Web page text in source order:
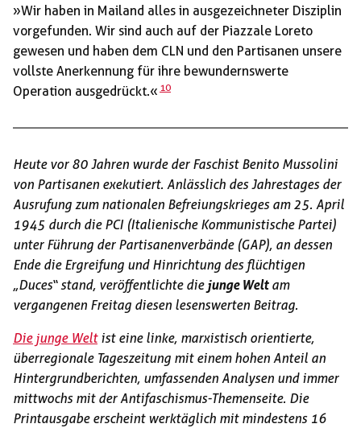
»Wir haben in Mailand alles in ausgezeichneter Disziplin
vorgefunden. Wir sind auch auf der Piazzale Loreto
gewesen und haben dem CLN und den Partisanen unsere
vollste Anerkennung für ihre bewundernswerte
Operation ausgedrückt.« 10
Heute vor 80 Jahren wurde der Faschist Benito Mussolini
von Partisanen exekutiert. Anlässlich des Jahrestages der
Ausrufung zum nationalen Befreiungskrieges am 25. April
1945 durch die PCI (Italienische Kommunistische Partei)
unter Führung der Partisanenverbände (GAP), an dessen
Ende die Ergreifung und Hinrichtung des flüchtigen
„Duces“ stand, veröffentlichte die junge Weltam
vergangenen Freitag diesen lesenswerten Beitrag.
Die junge Weltist eine linke, marxistisch orientierte,
überregionale Tageszeitung mit einem hohen Anteil an
Hintergrundberichten, umfassenden Analysen und immer
mittwochs mit der Antifaschismus-Themenseite. Die
Printausgabe erscheint werktäglich mit mindestens 16